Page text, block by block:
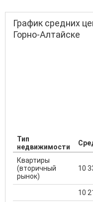
График средних
Горно-Алтайске
Тип
недвижимости
Квартиры
(вторичный
рынок)
10
10